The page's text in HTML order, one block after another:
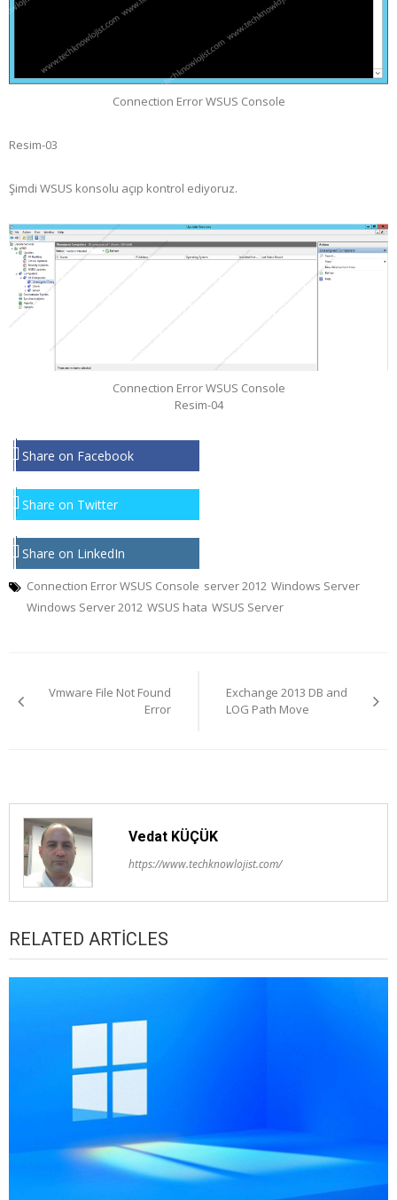
Connection Error WSUS Console
Resim-03
Şimdi WSUS konsolu açıp kontrol ediyoruz.
Connection Error WSUS Console
Resim-04
Share on Facebook
Share on Twitter
Share on LinkedIn
Connection Error WSUS Console server 2012 Windows Server
Windows Server 2012 WSUS hata WSUS Server
gezinmesi
Vmware File Not Found
Error
Exchange 2013 DB and
LOG Path Move
Vedat KÜÇÜK
https://www.techknowlojist.com/
RELATED ARTICLES